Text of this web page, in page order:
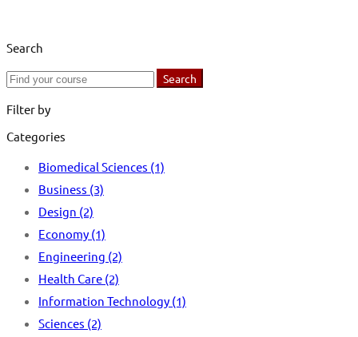
Search
Search
Search
Filter by
Categories
Biomedical Sciences (1)
Business (3)
Design (2)
Economy (1)
Engineering (2)
Health Care (2)
Information Technology (1)
Sciences (2)